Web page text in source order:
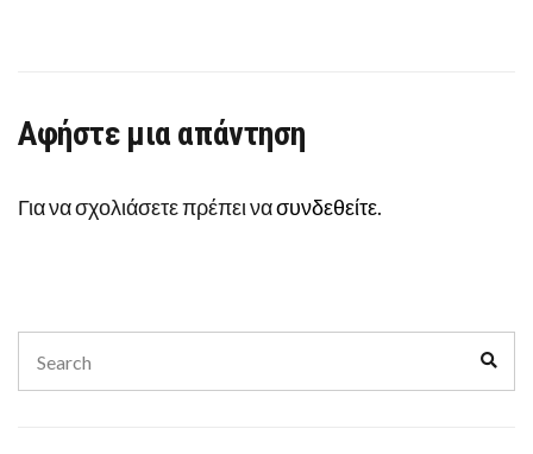
Αφήστε μια απάντηση
Για να σχολιάσετε πρέπει νασυνδεθείτε.
for: